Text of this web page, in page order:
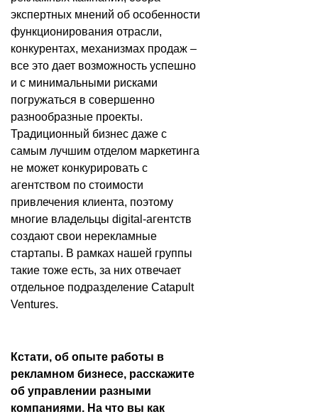
экспертных мнений об особенности
функционирования отрасли,
конкурентах, механизмах продаж –
все это дает возможность успешно
и с минимальными рисками
погружаться в совершенно
разнообразные проекты.
Традиционный бизнес даже с
самым лучшим отделом маркетинга
не может конкурировать с
агентством по стоимости
привлечения клиента, поэтому
многие владельцы digital-агентств
создают свои нерекламные
стартапы. В рамках нашей группы
такие тоже есть, за них отвечает
отдельное подразделение Catapult
Ventures.
Кстати, об опыте работы в
рекламном бизнесе, расскажите
об управлении разными
компаниями. На что вы как